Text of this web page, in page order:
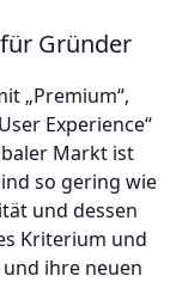
Gründer
„Premium“,
Experience“
Markt ist
so gering wie
und dessen
Kriterium und
ihre neuen